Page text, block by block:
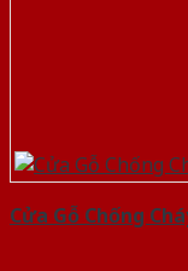
Cửa Gỗ Chống